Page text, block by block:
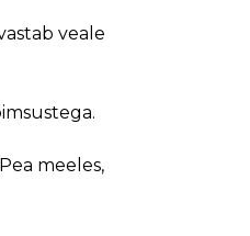
veale
meeles,